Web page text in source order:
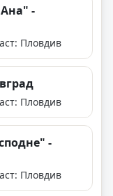
-
Пловдив
Пловдив
-
Пловдив